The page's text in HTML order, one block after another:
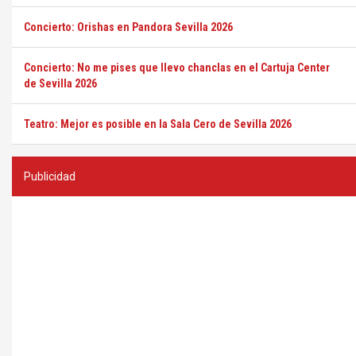
Concierto: Orishas en Pandora Sevilla 2026
Concierto: No me pises que llevo chanclas en el Cartuja Center
de Sevilla 2026
Teatro: Mejor es posible en la Sala Cero de Sevilla 2026
Publicidad